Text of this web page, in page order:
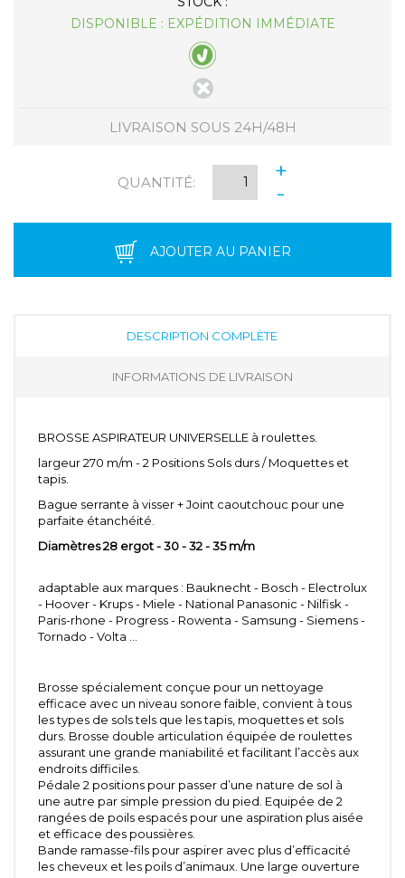
DISPONIBLE : EXPÉDITION IMMÉDIATE
LIVRAISON SOUS 24H/48H
QUANTITÉ:
+
-
AJOUTER AU PANIER
DESCRIPTION COMPLÈTE
INFORMATIONS DE LIVRAISON
BROSSE ASPIRATEUR UNIVERSELLE à roulettes.
largeur 270 m/m - 2 Positions Sols durs / Moquettes et
tapis.
Bague serrante à visser + Joint caoutchouc pour une
parfaite étanchéité.
Diamètres 28 ergot - 30 - 32 - 35 m/m
adaptable aux marques : Bauknecht - Bosch - Electrolux
- Hoover - Krups - Miele - National Panasonic - Nilfisk -
Paris-rhone - Progress - Rowenta - Samsung - Siemens -
Tornado - Volta ...
Brosse spécialement conçue pour un nettoyage
efficace avec un niveau sonore faible, convient à tous
les types de sols tels que les tapis, moquettes et sols
durs. Brosse double articulation équipée de roulettes
assurant une grande maniabilité et facilitant l’accès aux
endroits difficiles.
Pédale 2 positions pour passer d’une nature de sol à
une autre par simple pression du pied. Equipée de 2
rangées de poils espacés pour une aspiration plus aisée
et efficace des poussières.
Bande ramasse-fils pour aspirer avec plus d’efficacité
les cheveux et les poils d’animaux. Une large ouverture